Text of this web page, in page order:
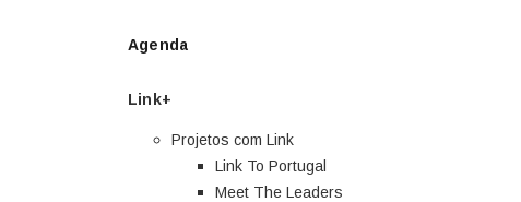
Agenda
Link+
Projetos com Link
Link To Portugal
Meet The Leaders